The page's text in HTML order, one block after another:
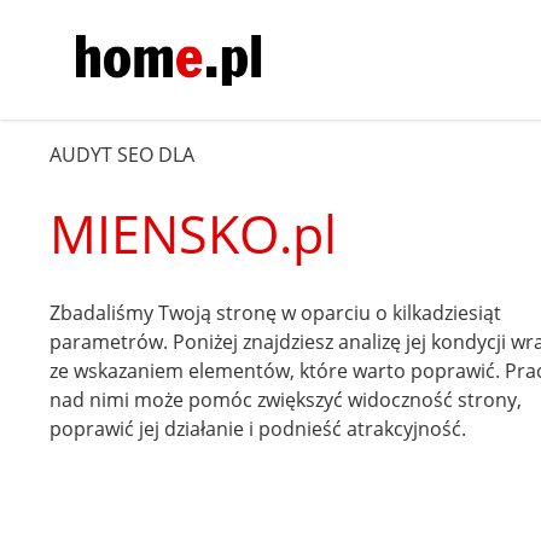
AUDYT SEO DLA
MIENSKO.pl
Zbadaliśmy Twoją stronę w oparciu o kilkadziesiąt
parametrów. Poniżej znajdziesz analizę jej kondycji
ze wskazaniem elementów, które warto poprawić.
nad nimi może pomóc zwiększyć widoczność strony,
poprawić jej działanie i podnieść atrakcyjność.